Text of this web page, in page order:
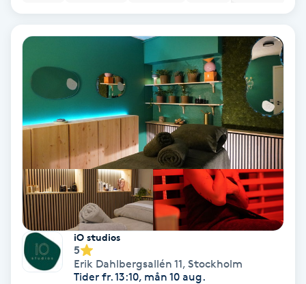
Hot Stone Massage
Hot yoga
Hudföryngring
Huduppstramning
Hudvård
Hyaluronsyra
Hyperhidros
iO studios
5
Erik Dahlbergsallén 11, Stockholm
Tider fr. 13:10, mån 10 aug.